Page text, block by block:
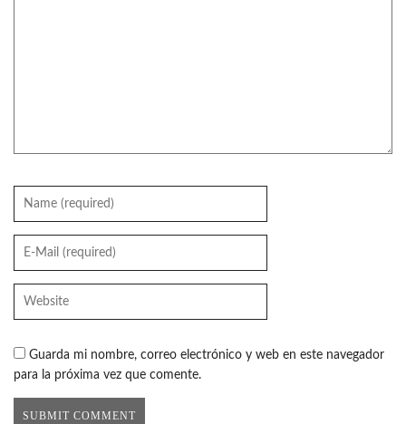
Guarda mi nombre, correo electrónico y web en este navegador
para la próxima vez que comente.